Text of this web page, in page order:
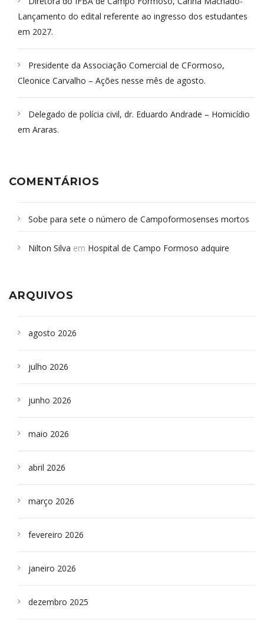
Lançamento do edital referente ao ingresso dos estudantes
em 2027.
Presidente da Associação Comercial de CFormoso,
Cleonice Carvalho – Ações nesse mês de agosto.
Delegado de polícia civil, dr. Eduardo Andrade – Homicídio
em Araras.
COMENTÁRIOS
Sobe para sete o número de Campoformosenses mortos
Campoformosenses que morreram em desabamentos são
Nilton Silva em Hospital de Campo Formoso adquire
ARQUIVOS
agosto 2026
julho 2026
junho 2026
maio 2026
abril 2026
março 2026
fevereiro 2026
janeiro 2026
dezembro 2025